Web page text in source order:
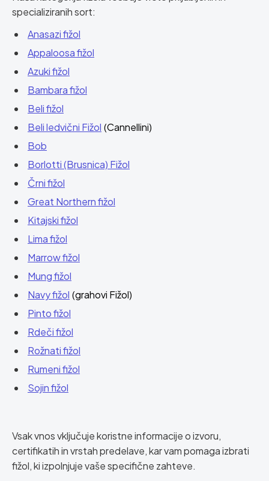
specializiranih sort:
Anasazi fižol
Appaloosa fižol
Azuki fižol
Bambara fižol
Beli fižol
Beli ledvični Fižol (Cannellini)
Bob
Borlotti (Brusnica) Fižol
Črni fižol
Great Northern fižol
Kitajski fižol
Lima fižol
Marrow fižol
Mung fižol
Navy fižol (grahovi Fižol)
Pinto fižol
Rdeči fižol
Rožnati fižol
Rumeni fižol
Sojin fižol
Vsak vnos vključuje koristne informacije o izvoru,
certifikatih in vrstah predelave, kar vam pomaga izbrati
fižol, ki izpolnjuje vaše specifične zahteve.